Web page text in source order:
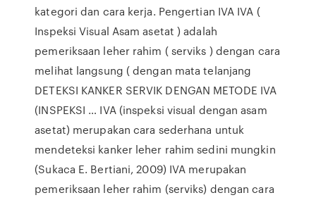
kategori dan cara kerja. Pengertian IVA IVA (
Inspeksi Visual Asam asetat ) adalah
pemeriksaan leher rahim ( serviks ) dengan cara
melihat langsung ( dengan mata telanjang
DETEKSI KANKER SERVIK DENGAN METODE IVA
(INSPEKSI … IVA (inspeksi visual dengan asam
asetat) merupakan cara sederhana untuk
mendeteksi kanker leher rahim sedini mungkin
(Sukaca E. Bertiani, 2009) IVA merupakan
pemeriksaan leher rahim (serviks) dengan cara